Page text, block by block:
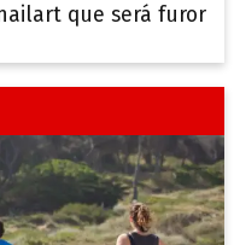
que será furor